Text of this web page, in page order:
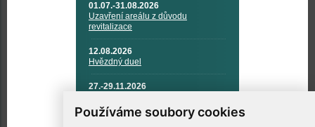
Používáme soubory cookies
01.07.-31.08.2026
Uzavření areálu z důvodu
revitalizace
12.08.2026
Hvězdný duel
27.-29.11.2026
TECHNIKA A KOSMICKÉ
TECHNOLOGIE